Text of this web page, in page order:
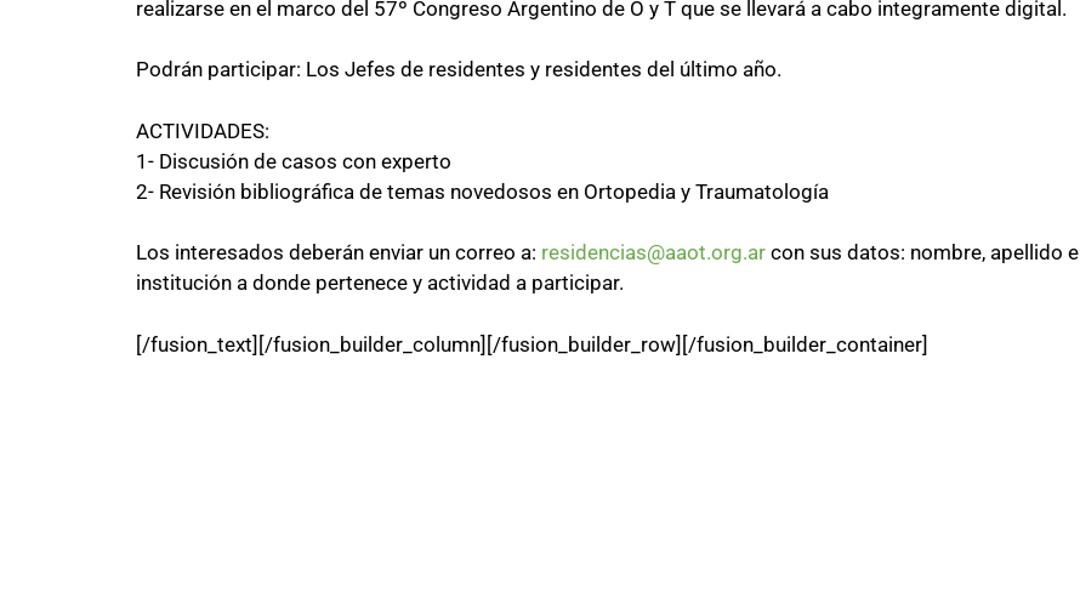
realizarse en el marco del 57º Congreso Argentino de O y T que se llevará a cabo integramente digital.
Podrán participar: Los Jefes de residentes y residentes del último año.
ACTIVIDADES:
1- Discusión de casos con experto
2- Revisión bibliográfica de temas novedosos en Ortopedia y Traumatología
Los interesados deberán enviar un correo a: residencias@aaot.org.ar con sus datos: nombre, apellido e
institución a donde pertenece y actividad a participar.
[/fusion_text][/fusion_builder_column][/fusion_builder_row][/fusion_builder_container]